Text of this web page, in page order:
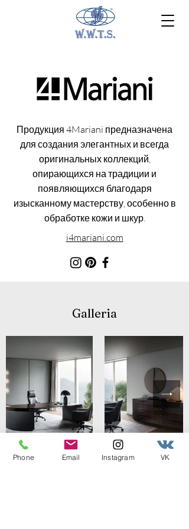
Продукция 4Mariani предназначена
для создания элегантных и всегда
оригинальных коллекций,
опирающихся на традиции и
появляющихся благодаря
изысканному мастерству, особенно в
обработке кожи и шкур.
i4mariani.com
Galleria
Phone Email Instagram VK